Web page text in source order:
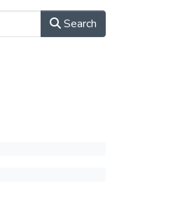
Search